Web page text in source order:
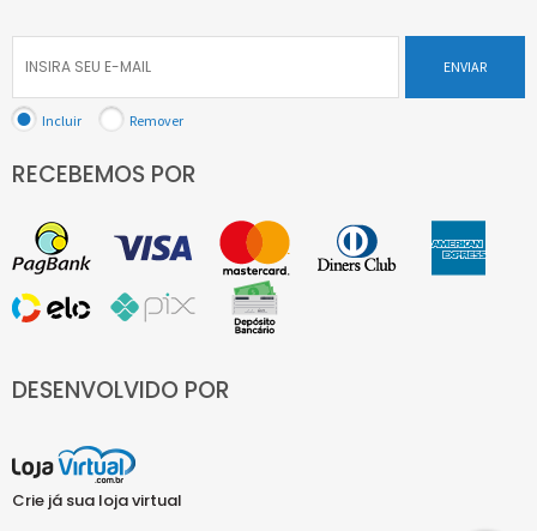
ENVIAR
Incluir Remover
RECEBEMOS POR
DESENVOLVIDO POR
Crie já sua loja virtual